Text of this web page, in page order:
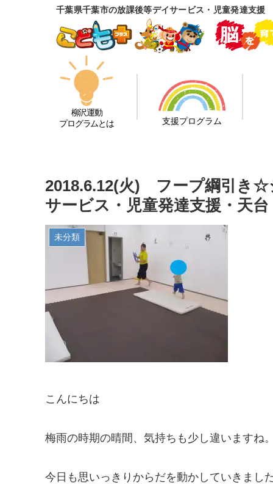
千葉県千葉市の放課後等デイサービス・児童発達支
柳沢運動
プログラムとは
支援プログラム
2018.6.12(火) フープ綱引き
サービス・児童発達支援・天台
未分類
こんにちは
梅雨の時期の晴間、気持ちも少し違いますね
今日も思いっきりからだを動かしていきまし